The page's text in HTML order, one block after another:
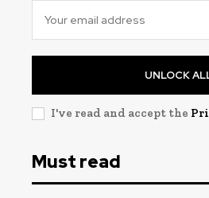
UNLOCK
I've read and accept the
Must read